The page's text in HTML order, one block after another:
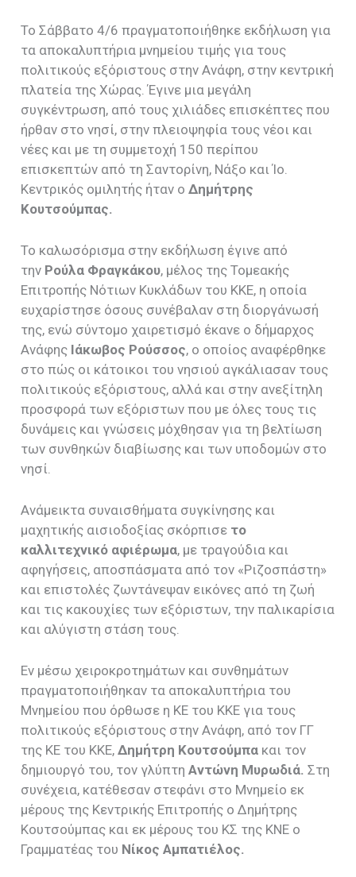
Το Σάββατο 4/6 πραγματοποιήθηκε εκδήλωση για
τα αποκαλυπτήρια μνημείου τιμής για τους
πολιτικούς εξόριστους στην Ανάφη, στην κεντρική
πλατεία της Χώρας. Έγινε μια μεγάλη
συγκέντρωση, από τους χιλιάδες επισκέπτες που
ήρθαν στο νησί, στην πλειοψηφία τους νέοι και
νέες και με τη συμμετοχή 150 περίπου
επισκεπτών από τη Σαντορίνη, Νάξο και Ίο.
Κεντρικός ομιλητής ήταν οΔημήτρης
Κουτσούμπας.
Το καλωσόρισμα στην εκδήλωση έγινε από
την Ρούλα Φραγκάκου, μέλος της Τομεακής
Επιτροπής Νότιων Κυκλάδων του ΚΚΕ, η οποία
ευχαρίστησε όσους συνέβαλαν στη διοργάνωσή
της, ενώ σύντομο χαιρετισμό έκανε ο δήμαρχος
Ανάφης Ιάκωβος Ρούσσος, ο οποίος αναφέρθηκε
στο πώς οι κάτοικοι του νησιού αγκάλιασαν τους
πολιτικούς εξόριστους, αλλά και στην ανεξίτηλη
προσφορά των εξόριστων που με όλες τους τις
δυνάμεις και γνώσεις μόχθησαν για τη βελτίωση
των συνθηκών διαβίωσης και των υποδομών στο
νησί.
Ανάμεικτα συναισθήματα συγκίνησης και
μαχητικής αισιοδοξίας σκόρπισε το
καλλιτεχνικό αφιέρωμα, με τραγούδια και
αφηγήσεις, αποσπάσματα από τον «Ριζοσπάστη»
και επιστολές ζωντάνεψαν εικόνες από τη ζωή
και τις κακουχίες των εξόριστων, την παλικαρίσια
και αλύγιστη στάση τους.
Εν μέσω χειροκροτημάτων και συνθημάτων
πραγματοποιήθηκαν τα αποκαλυπτήρια του
Μνημείου που όρθωσε η ΚΕ του ΚΚΕ για τους
πολιτικούς εξόριστους στην Ανάφη, από τον ΓΓ
της ΚΕ του ΚΚΕ,Δημήτρη Κουτσούμπα και τον
δημιουργό του, τον γλύπτηΑντώνη Μυρωδιά. Στη
συνέχεια, κατέθεσαν στεφάνι στο Μνημείο εκ
μέρους της Κεντρικής Επιτροπής ο Δημήτρης
Κουτσούμπας και εκ μέρους του ΚΣ της ΚΝΕ ο
Γραμματέας του Νίκος Αμπατιέλος.